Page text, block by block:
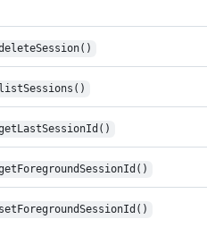
listSessions()
LastSessionId()
ForegroundSessionId()
set ForegroundSessionId()